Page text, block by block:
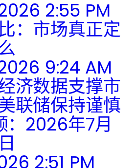
2:55 PM
：市场真正定
9:24 AM
济数据支撑市
联储保持谨慎
：2026年7月
2:51 PM